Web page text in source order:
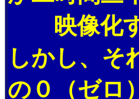
映像化す
しかし、そ
の０（ゼロ